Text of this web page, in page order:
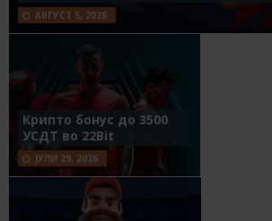
АВГУСТ 5, 2026
Крипто бонус до 3500
УСДТ во 22Bit
ЈУЛИ 29, 2026